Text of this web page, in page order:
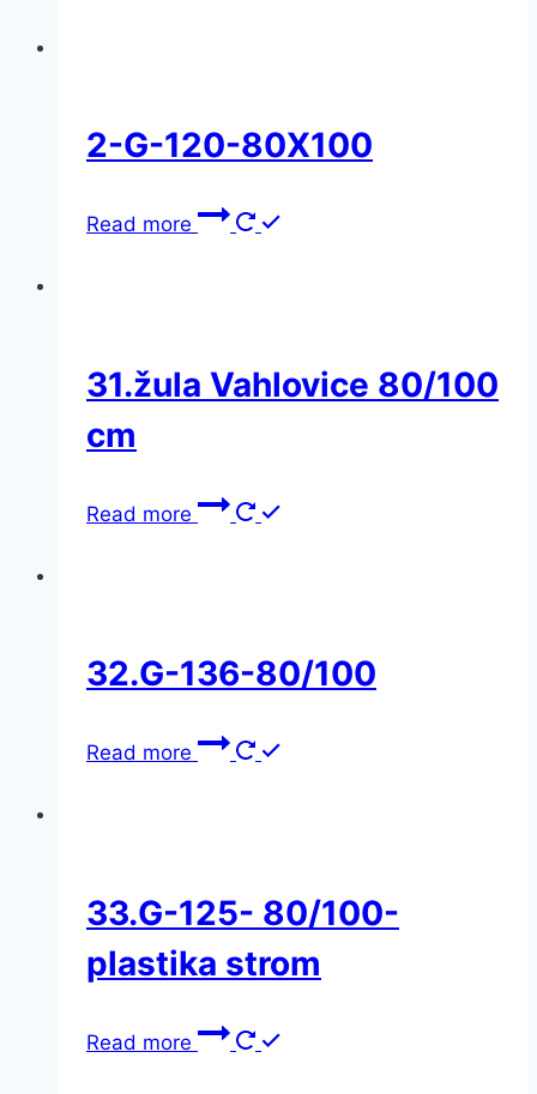
2-G-120-80X100
Read more
31.žula Vahlovice 80/100
cm
Read more
32.G-136-80/100
Read more
33.G-125- 80/100-
plastika strom
Read more